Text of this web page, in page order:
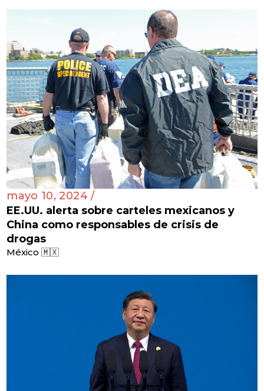
mayo 10, 2024 /
EE.UU. alerta sobre carteles mexicanos y
China como responsables de crisis de
drogas
México 🇲🇽